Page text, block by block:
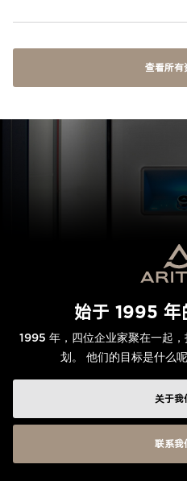
查看所有
始于 1995 年
1995 年，四位企业家聚在一起
划。 他们的目标是什么
关于我
联系我